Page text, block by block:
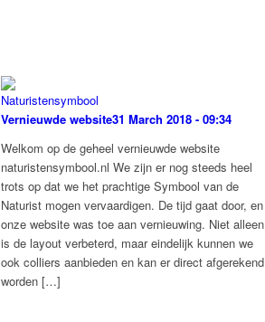
Vernieuwde website31 March 2018 - 09:34
Welkom op de geheel vernieuwde website
naturistensymbool.nl We zijn er nog steeds heel
trots op dat we het prachtige Symbool van de
Naturist mogen vervaardigen. De tijd gaat door, en
onze website was toe aan vernieuwing. Niet alleen
is de layout verbeterd, maar eindelijk kunnen we
ook colliers aanbieden en kan er direct afgerekend
worden […]